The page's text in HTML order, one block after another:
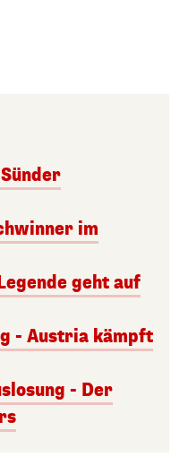
im
geht auf
- Austria kämpft
- Der